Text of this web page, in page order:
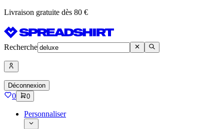
Livraison gratuite dès 80 €
Recherche
Déconnexion
0 0
Personnaliser